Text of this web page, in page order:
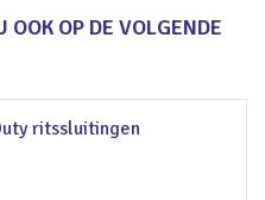
OOK OP DE VOLGENDE
ritssluitingen